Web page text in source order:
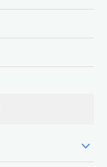
expand_more